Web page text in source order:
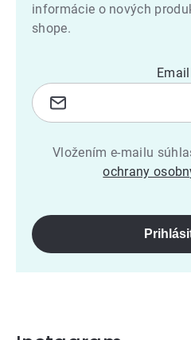
informácie o nových
shope.
Email
Vložením e-mailu
ochrany